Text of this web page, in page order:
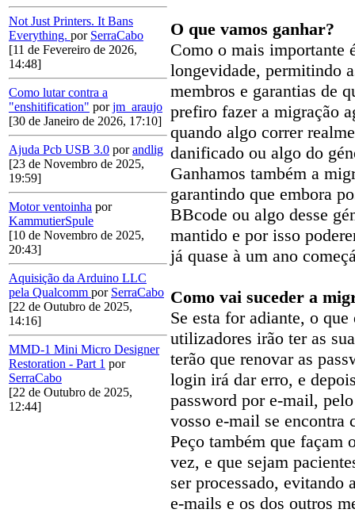
Not Just Printers. It Bans
Everything. por SerraCabo
[11 de Fevereiro de 2026,
14:48]
Como lutar contra a
"enshitification" porjm_araujo
[30 de Janeiro de 2026, 17:10]
Ajuda Pcb USB 3.0 porandlig
[23 de Novembro de 2025,
19:59]
Motor ventoinha por
KammutierSpule
[10 de Novembro de 2025,
20:43]
Aquisição da Arduino LLC
pela Qualcomm por SerraCabo
[22 de Outubro de 2025,
14:16]
MMD-1 Mini Micro Designer
Restoration - Part 1 por
SerraCabo
[22 de Outubro de 2025,
12:44]
O que vamos ganhar?
Como o mais importante
longevidade, permitindo
membros e garantias de
prefiro fazer a migração
quando algo correr
danificado ou algo do
Ganhamos também a
garantindo que embora
BBcode ou algo desse
mantido e por isso
já quase à um ano
Como vai suceder a
Se esta for adiante, o
utilizadores irão ter as
terão que renovar as
login irá dar erro, e
password por e-mail,
vosso e-mail se encontra
Peço também que façam
vez, e que sejam
ser processado, evitando
e-mails e os dos outros